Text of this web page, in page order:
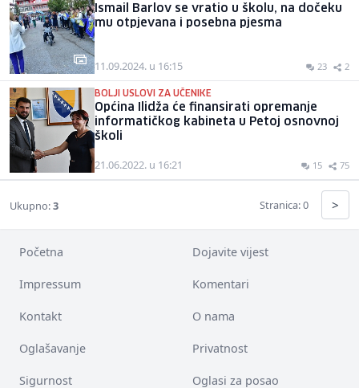
Ismail Barlov se vratio u školu, na dočeku
mu otpjevana i posebna pjesma
11.09.2024. u 16:15 23 2
BOLJI USLOVI ZA UČENIKE
Općina Ilidža će finansirati opremanje
informatičkog kabineta u Petoj osnovnoj
školi
21.06.2022. u 16:21 15 75
Ukupno:3 Stranica: 0 >
Početna Dojavite vijest
Impressum Komentari
Kontakt O nama
Oglašavanje Privatnost
Sigurnost Oglasi za posao